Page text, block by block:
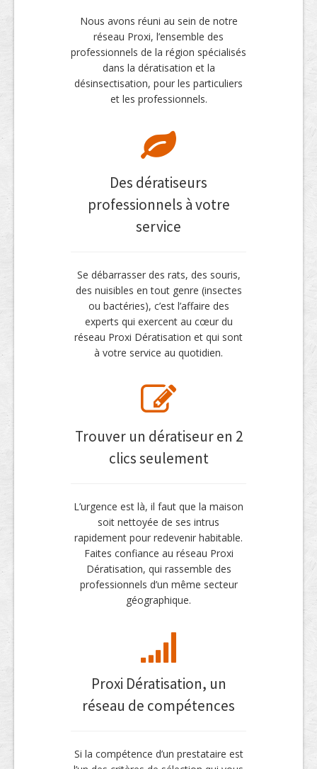
Nous avons réuni au sein de notre
réseau Proxi, l’ensemble des
professionnels de la région spécialisés
dans la dératisation et la
désinsectisation, pour les particuliers
et les professionnels.
Des dératiseurs
professionnels à votre
service
Se débarrasser des rats, des souris,
des nuisibles en tout genre (insectes
ou bactéries), c’est l’affaire des
experts qui exercent au cœur du
réseau Proxi Dératisation et qui sont
à votre service au quotidien.
Trouver un dératiseur en 2
clics seulement
L’urgence est là, il faut que la maison
soit nettoyée de ses intrus
rapidement pour redevenir habitable.
Faites confiance au réseau Proxi
Dératisation, qui rassemble des
professionnels d’un même secteur
géographique.
Proxi Dératisation, un
réseau de compétences
Si la compétence d’un prestataire est